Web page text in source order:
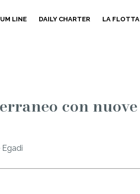
LINE DAILY CHARTER LA FLOTTA
con nuove